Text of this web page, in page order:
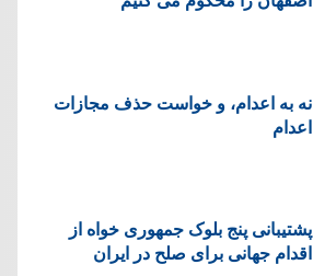
نه به اعدام، و خواست حذف مجازات
اعدام
پشتيبانی پنج بلوک جمهوری خواه از
اقدام جهانی برای صلح در ایران